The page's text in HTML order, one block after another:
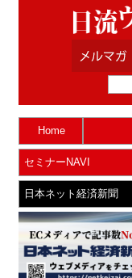
Home
セミナーNAVI
日本ネット経済新聞